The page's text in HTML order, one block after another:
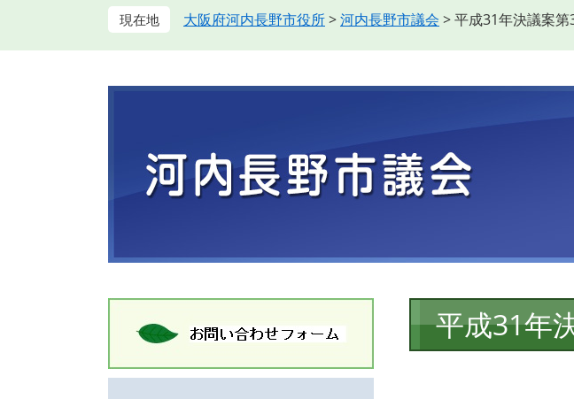
大阪府河内長野市役所>河内長野市議会 >平成31年決議案第
文
平成31年